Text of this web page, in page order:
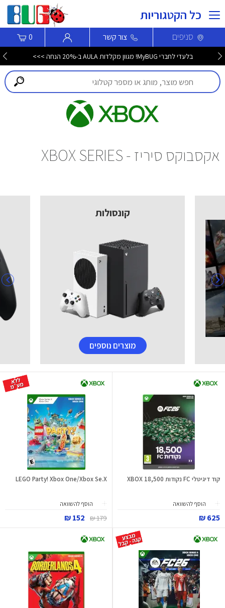
כל הקטגוריות
סניפים צור קשר 0
בלעדי לחברי MyBUG! מגוון מקלדות AULA ב-20% הנחה >>>
אקסבוקס סיריז - XBOX SERIES
קונסולות
מוצרים נוספים
קוד דיגיטלי FC נקודות 18,500 XBOX
הוסף להשוואה
625 ₪
LEGO Party! Xbox One/Xbox Se.X
הוסף להשוואה
179 ₪
152 ₪